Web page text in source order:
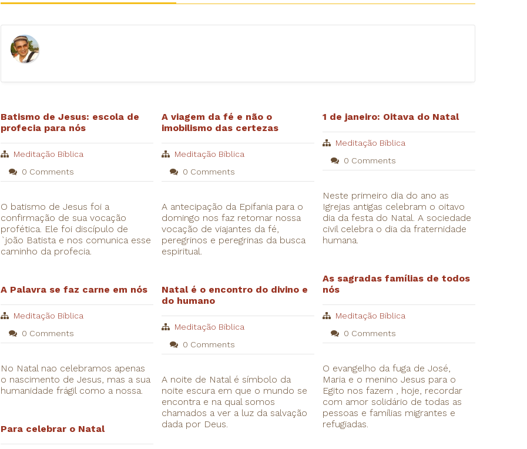
Batismo de Jesus: escola de
profecia para nós
Meditação Bíblica
0 Comments
O batismo de Jesus foi a
confirmação de sua vocação
profética. Ele foi discípulo de
`joão Batista e nos comunica esse
caminho da profecia.
A viagem da fé e não o
imobilismo das certezas
Meditação Bíblica
0 Comments
A antecipação da Epifania para o
domingo nos faz retomar nossa
vocação de viajantes da fé,
peregrinos e peregrinas da busca
espiritual.
1 de janeiro: Oitava do Natal
Meditação Bíblica
0 Comments
Neste primeiro dia do ano as
Igrejas antigas celebram o oitavo
dia da festa do Natal. A sociedade
civil celebra o dia da fraternidade
humana.
As sagradas famílias de todos
nós
Meditação Bíblica
0 Comments
O evangelho da fuga de José,
Maria e o menino Jesus para o
Egito nos fazem , hoje, recordar
com amor solidário de todas as
pessoas e famílias migrantes e
refugiadas.
A Palavra se faz carne em nós
Meditação Bíblica
0 Comments
No Natal nao celebramos apenas
o nascimento de Jesus, mas a sua
humanidade frágil como a nossa.
Natal é o encontro do divino e
do humano
Meditação Bíblica
0 Comments
A noite de Natal é símbolo da
noite escura em que o mundo se
encontra e na qual somos
chamados a ver a luz da salvação
dada por Deus.
Para celebrar o Natal